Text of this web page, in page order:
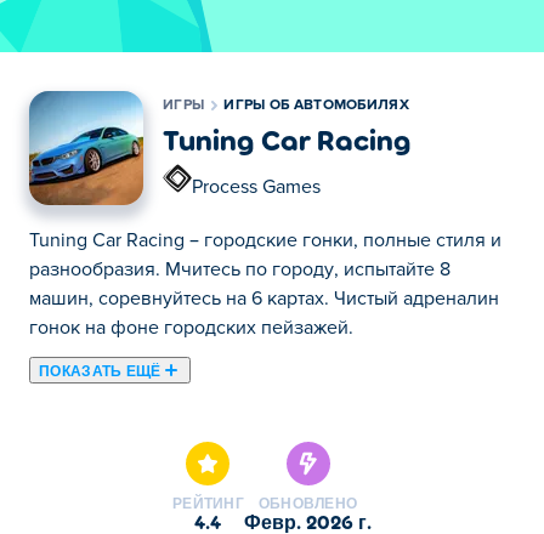
ИГРЫ ИГРЫ ОБ АВТОМОБИЛЯХ
Tuning Car Racing
Process Games
Tuning Car Racing – городские гонки, полные стиля и
разнообразия. Мчитесь по городу, испытайте 8
машин, соревнуйтесь на 6 картах. Чистый адреналин
гонок на фоне городских пейзажей.
ПОКАЗАТЬ ЕЩЁ
огромный город, протестируйте 8 уникальных
автомобилей и соревнуйтесь на 6 захватывающих
гоночных картах с множеством вариаций.
РЕЙТИНГ
4.4
ОБНОВЛЕНО
февр. 2026 г.